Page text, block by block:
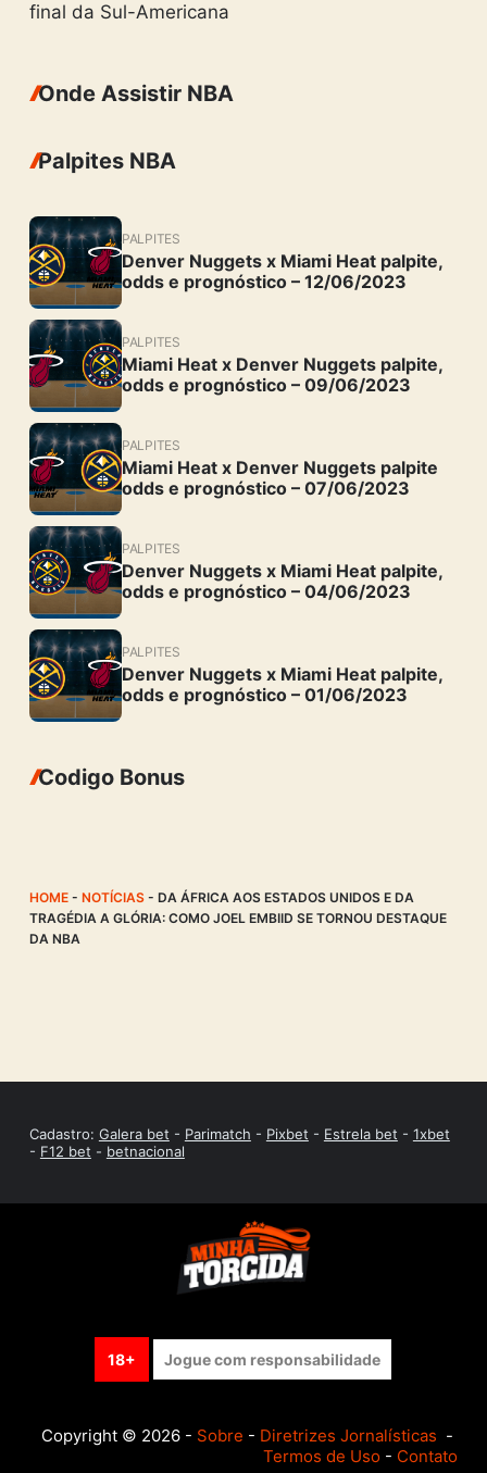
final da Sul-Americana
Onde Assistir NBA
Palpites NBA
PALPITES
Denver Nuggets x Miami Heat palpite,
odds e prognóstico – 12/06/2023
PALPITES
Miami Heat x Denver Nuggets palpite,
odds e prognóstico – 09/06/2023
PALPITES
Miami Heat x Denver Nuggets palpite
odds e prognóstico – 07/06/2023
PALPITES
Denver Nuggets x Miami Heat palpite,
odds e prognóstico – 04/06/2023
PALPITES
Denver Nuggets x Miami Heat palpite,
odds e prognóstico – 01/06/2023
Codigo Bonus
HOME- NOTÍCIAS- DA ÁFRICA AOS ESTADOS UNIDOS E DA
TRAGÉDIA A GLÓRIA: COMO JOEL EMBIID SE TORNOU DESTAQUE
DA NBA
Cadastro: Galera bet - Parimatch - Pixbet - Estrela bet - 1xbet
- F12 bet - betnacional
18+ Jogue com responsabilidade
Copyright © 2026 - Sobre - Diretrizes Jornalísticas -
Termos de Uso - Contato